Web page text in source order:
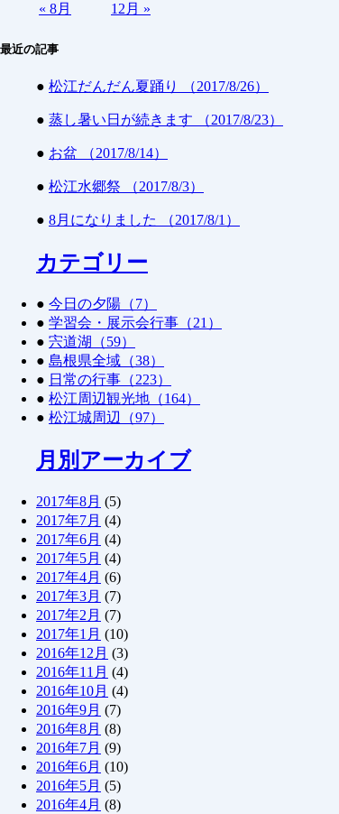
« 8月 12月 »
最近の記事
● 松江だんだん夏踊り （2017/8/26）
● 蒸し暑い日が続きます （2017/8/23）
● お盆 （2017/8/14）
● 松江水郷祭 （2017/8/3）
● 8月になりました （2017/8/1）
カテゴリー
● 今日の夕陽（7）
● 学習会・展示会行事（21）
● 宍道湖（59）
● 島根県全域（38）
● 日常の行事（223）
● 松江周辺観光地（164）
● 松江城周辺（97）
月別アーカイブ
2017年8月 (5)
2017年7月 (4)
2017年6月 (4)
2017年5月 (4)
2017年4月 (6)
2017年3月 (7)
2017年2月 (7)
2017年1月 (10)
2016年12月 (3)
2016年11月 (4)
2016年10月 (4)
2016年9月 (7)
2016年8月 (8)
2016年7月 (9)
2016年6月 (10)
2016年5月 (5)
2016年4月 (8)